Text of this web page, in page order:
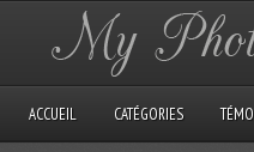
ACCUEIL CATÉGORIES